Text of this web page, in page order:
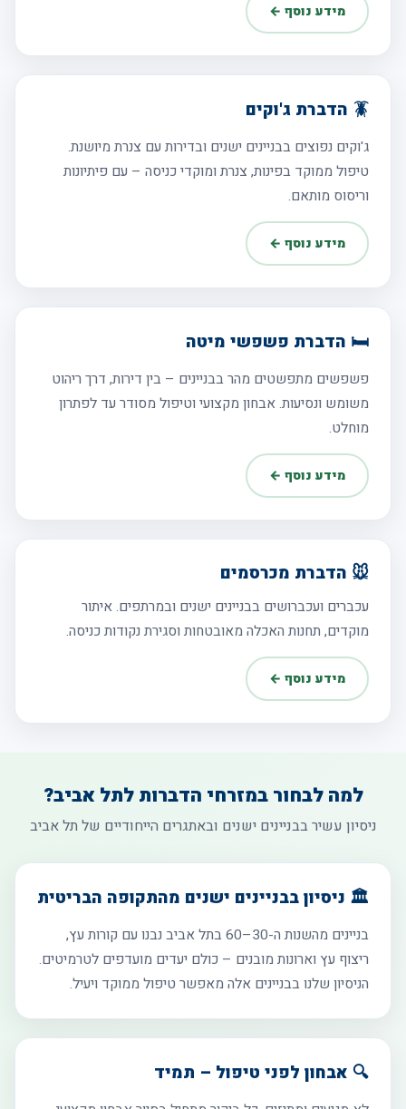
מידע נוסף ←
🪳 הדברת ג'וקים
ג'וקים נפוצים בבניינים ישנים ובדירות עם צנרת מיושנת.
טיפול ממוקד בפינות, צנרת ומוקדי כניסה – עם פיתיונות
וריסוס מותאם.
מידע נוסף ←
🛏️ הדברת פשפשי מיטה
פשפשים מתפשטים מהר בבניינים – בין דירות, דרך ריהוט
משומש ונסיעות. אבחון מקצועי וטיפול מסודר עד לפתרון
מוחלט.
מידע נוסף ←
🐭 הדברת מכרסמים
עכברים ועכברושים בבניינים ישנים ובמרתפים. איתור
מוקדים, תחנות האכלה מאובטחות וסגירת נקודות כניסה.
מידע נוסף ←
למה לבחור במזרחי הדברות לתל אביב?
ניסיון עשיר בבניינים ישנים ובאתגרים הייחודיים של תל אביב
🏛️ ניסיון בבניינים ישנים מהתקופה הבריטית
בניינים מהשנות ה-30–60 בתל אביב נבנו עם קורות עץ,
ריצוף עץ וארונות מובנים – כולם יעדים מועדפים לטרמיטים.
הניסיון שלנו בבניינים אלה מאפשר טיפול ממוקד ויעיל.
🔍 אבחון לפני טיפול – תמיד